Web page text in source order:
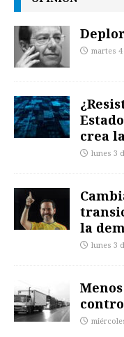
martes
crea
lunes 3
la
lunes 3